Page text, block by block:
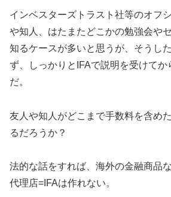
インベスターズトラスト社等のオフ
や知人、はたまたどこかの勉強会や
知るケースが多いと思うが、そうし
ず、しっかりとIFAで説明を受けて
だ。
友人や知人がどこまで手数料を含め
るだろうか？
法的な話をすれば、海外の金融商品
代理店=IFAは作れない。